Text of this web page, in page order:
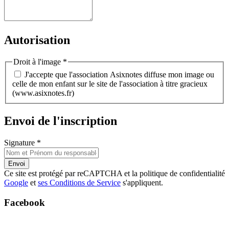
Autorisation
Droit à l'image *
J'accepte que l'association Asixnotes diffuse mon image ou
celle de mon enfant sur le site de l'association à titre gracieux
(www.asixnotes.fr)
Envoi de l'inscription
Signature *
Envoi
Ce site est protégé par reCAPTCHA et la politique de confidentialité
Google et ses Conditions de Service s'appliquent.
Facebook